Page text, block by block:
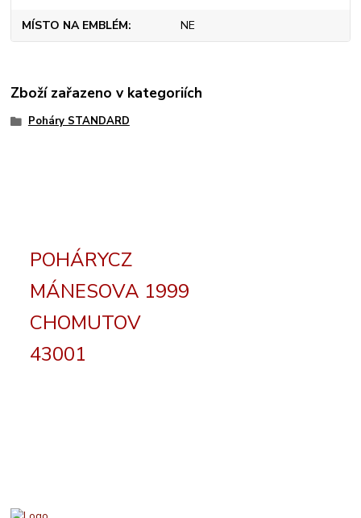
MÍSTO NA EMBLÉM NE
Zboží zařazeno v kategoriích
Poháry STANDARD
POHÁRYCZ
MÁNESOVA 1999
CHOMUTOV
43001